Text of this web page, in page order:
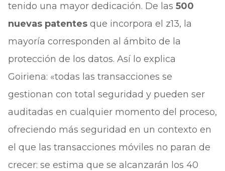
tenido una mayor dedicación. De las 500
nuevas patentesque incorpora el z13, la
mayoría corresponden al ámbito de la
protección de los datos. Así lo explica
Goiriena: «todas las transacciones se
gestionan con total seguridad y pueden ser
auditadas en cualquier momento del proceso,
ofreciendo más seguridad en un contexto en
el que las transacciones móviles no paran de
crecer: se estima que se alcanzarán los 40